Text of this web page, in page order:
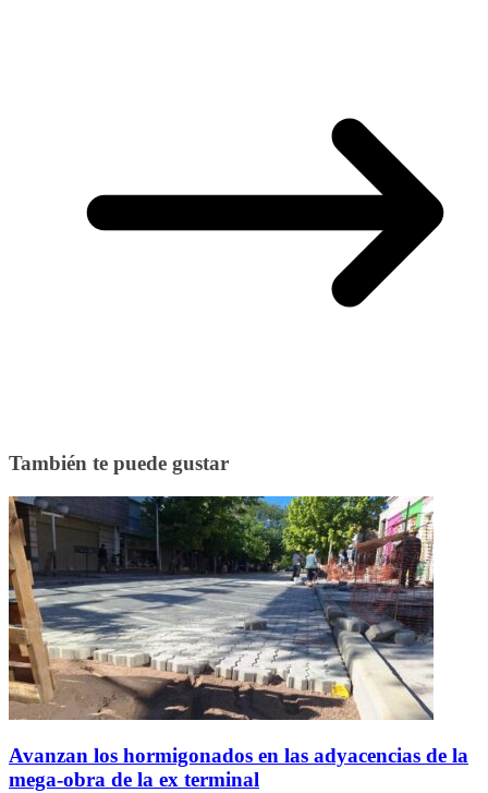
También te puede gustar
Avanzan los hormigonados en las adyacencias de la
mega-obra de la ex terminal